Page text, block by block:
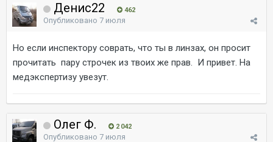
Денис22 462
Опубликовано 7 июля
Но если инспектору соврать, что ты в линзах, он просит
прочитать пару строчек из твоих же прав. И привет. На
медэкспертизу увезут.
Олег Ф. 2 042
Опубликовано 7 июля